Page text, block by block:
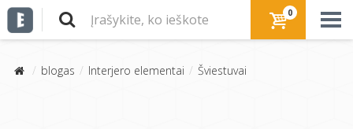
0
blogas Interjero elementai Šviestuvai